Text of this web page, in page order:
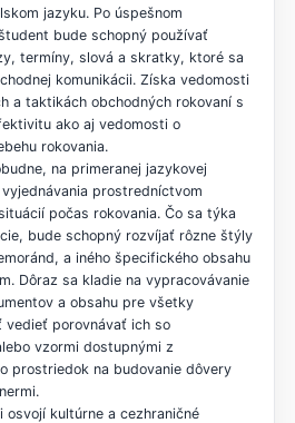
jazyku. Po úspešnom
bude schopný používať
termíny, slová a skratky, ktoré sa
komunikácii. Získa vedomosti
a taktikách obchodných rokovaní s
ako aj vedomosti o
rokovania.
na primeranej jazykovej
prostredníctvom
počas rokovania. Čo sa týka
bude schopný rozvíjať rôzne štýly
a iného špecifického obsahu
Dôraz sa kladie na vypracovávanie
a obsahu pre všetky
porovnávať ich so
vzormi dostupnými z
prostriedok na budovanie dôvery
osvojí kultúrne a cezhraničné